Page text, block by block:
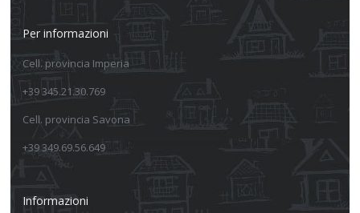
Per informazioni
Cell. provincia Imperia
+39 345.21.30.769
Cell. provincia Savona
+39 349.69.56.649
Informazioni